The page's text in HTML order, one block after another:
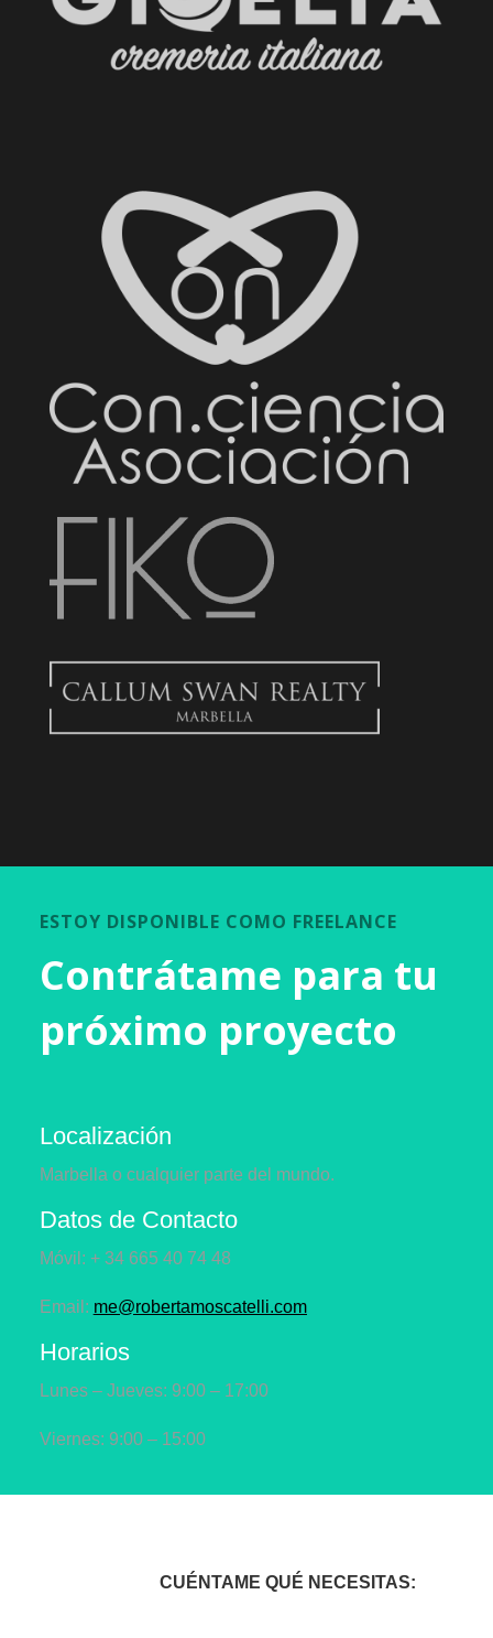
ESTOY DISPONIBLE COMO FREELANCE
Contrátame para tu
próximo proyecto
Localización
Marbella o cualquier parte del mundo.
Datos de Contacto
Móvil: + 34 665 40 74 48
Email: me@robertamoscatelli.com
Horarios
Lunes – Jueves: 9:00 – 17:00
Viernes: 9:00 – 15:00
CUÉNTAME QUÉ NECESITAS: